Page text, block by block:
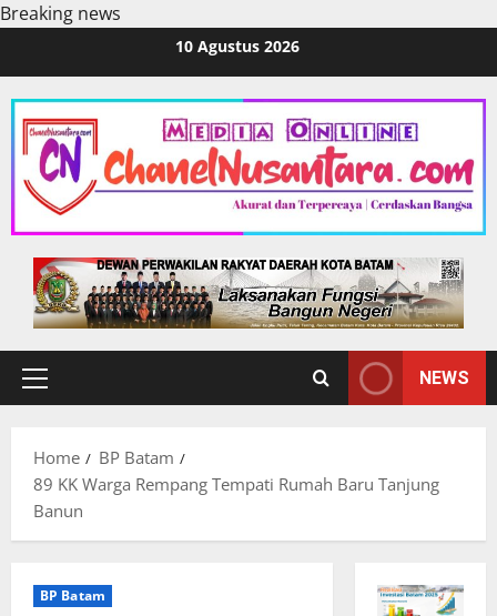
Breaking news
content
10 Agustus 2026
Primary
NEWS
Home
BP Batam
89 KK Warga Rempang Tempati Rumah Baru Tanjung
Banun
BP Batam